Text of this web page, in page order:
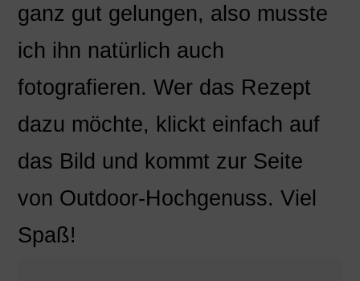
ganz gut gelungen, also musste
ich ihn natürlich auch
fotografieren. Wer das Rezept
dazu möchte, klickt einfach auf
das Bild und kommt zur Seite
von Outdoor-Hochgenuss. Viel
Spaß!